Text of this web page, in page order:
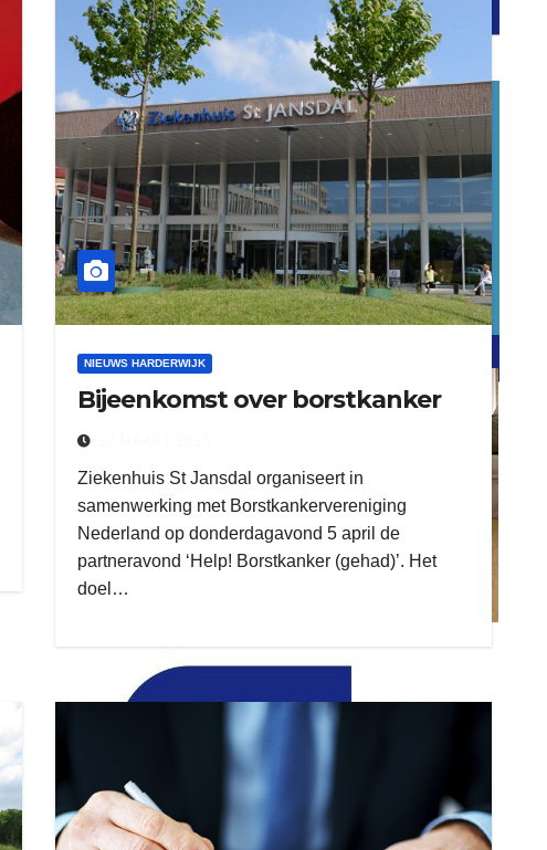
dierenkliniekputten
word vrijwilliger (1)
zielman
word vrijwilliger (1)
refreshed webdesign putten
NIEUWS HARDERWIJK
Bijeenkomst over borstkanker
Ziekenhuis St Jansdal organiseert in
samenwerking met Borstkankervereniging
Nederland op donderdagavond 5 april de
partneravond ‘Help! Borstkanker (gehad)’. Het
doel…